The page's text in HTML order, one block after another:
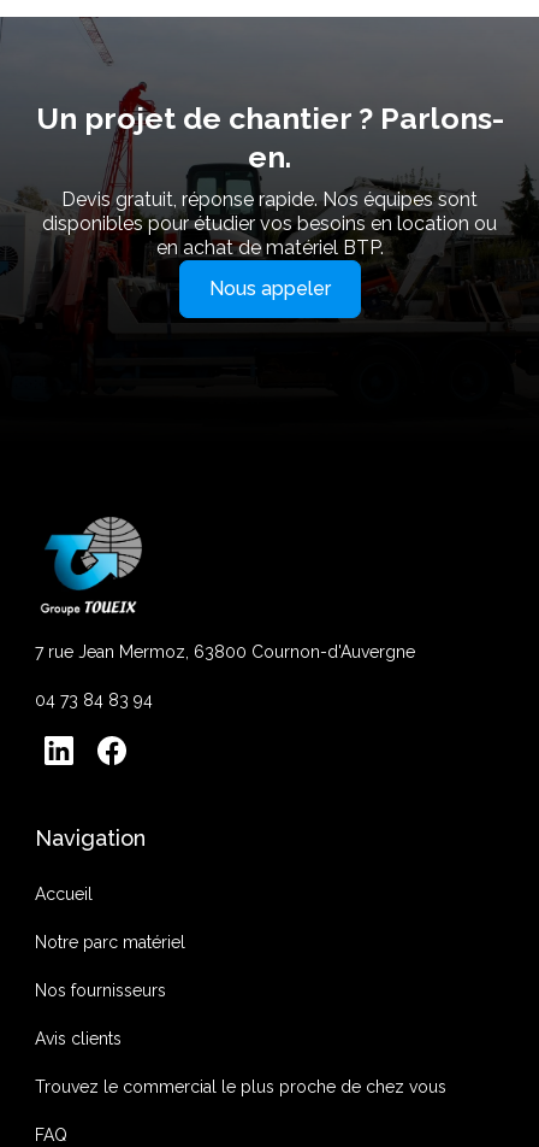
Un projet de chantier ? Parlons-
en.
Devis gratuit, réponse rapide. Nos équipes sont
disponibles pour étudier vos besoins en location ou
en achat de matériel BTP.
Nous appeler
7 rue Jean Mermoz, 63800 Cournon-d'Auvergne
04 73 84 83 94
Navigation
Accueil
Notre parc matériel
Nos fournisseurs
Avis clients
Trouvez le commercial le plus proche de chez vous
FAQ